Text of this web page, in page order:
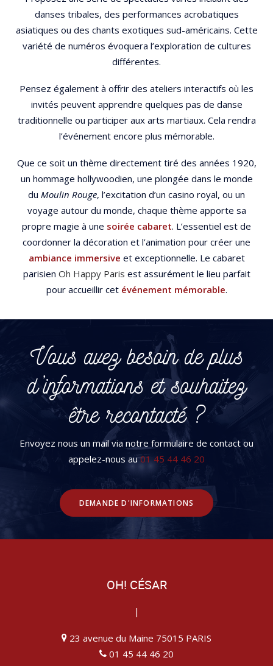
danses tribales, des performances acrobatiques
asiatiques ou des chants exotiques sud-américains. Cette
variété de numéros évoquera l’exploration de cultures
différentes.
Pensez également à offrir des ateliers interactifs où les
invités peuvent apprendre quelques pas de danse
traditionnelle ou participer aux arts martiaux. Cela rendra
l’événement encore plus mémorable.
Que ce soit un thème directement tiré des années 1920,
un hommage hollywoodien, une plongée dans le monde
du Moulin Rouge, l’excitation d’un casino royal, ou un
voyage autour du monde, chaque thème apporte sa
propre magie à une soirée cabaret. L’essentiel est de
coordonner la décoration et l’animation pour créer une
ambiance immersive et exceptionnelle. Le cabaret
parisien Oh Happy Paris est assurément le lieu parfait
pour accueillir cet événement mémorable.
Vous avez besoin de plus
d’informations et souhaitez
être recontacté ?
Envoyez nous un mail via notre formulaire de contact ou
appelez-nous au01 45 44 46 20
DEMANDE D'INFORMATIONS
OH! CÉSAR
|
23 avenue du Maine 75015 PARIS
01 45 44 46 20